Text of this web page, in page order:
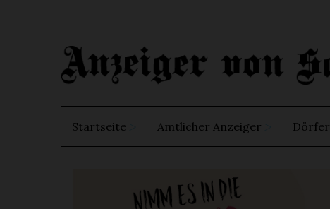
Startseite Amtlicher Anzeiger Dörfer